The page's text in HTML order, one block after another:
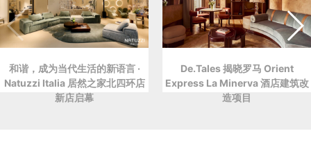
和谐，成为当代生活的新语言 ·
Natuzzi Italia 居然之家北四环店
新店启幕
De.Tales 揭晓罗马 Orient
Express La Minerva 酒店建筑改
造项目